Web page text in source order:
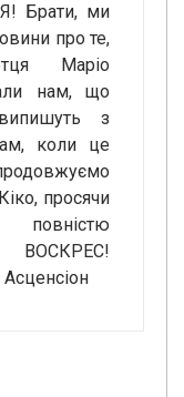
Брати, ми
про те,
Маріо
нам, що
випишуть з
коли це
просячи
ВОСКРЕС!